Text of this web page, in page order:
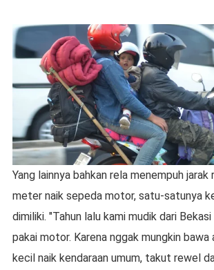
Yang lainnya bahkan rela menempuh jarak
meter naik sepeda motor, satu-satunya
dimiliki. "Tahun lalu kami mudik dari
pakai motor. Karena nggak mungkin bawa
kecil naik kendaraan umum, takut rewel